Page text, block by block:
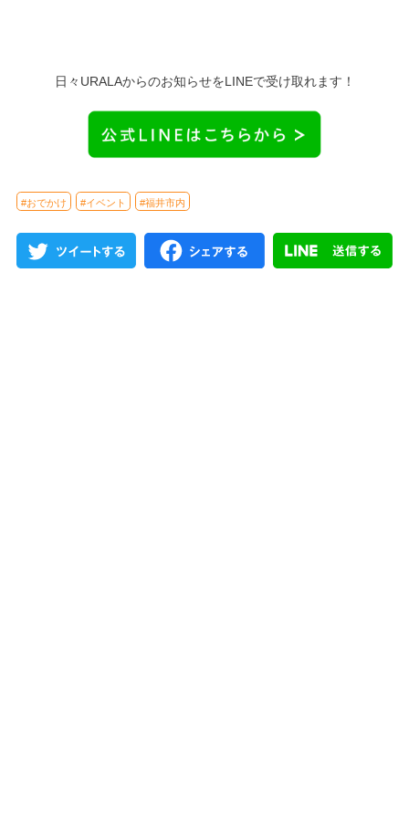
日々URALAからのお知らせをLINEで受け取れます！
#おでかけ #イベント #福井市内